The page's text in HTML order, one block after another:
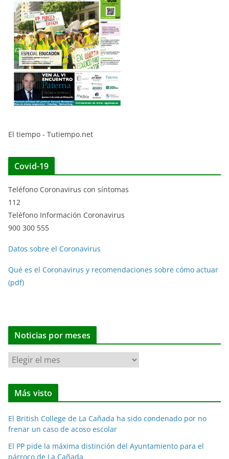
El tiempo - Tutiempo.net
Covid-19
Teléfono Coronavirus con síntomas
112
Teléfono Información Coronavirus
900 300 555
Datos sobre el Coronavirus
Qué es el Coronavirus y recomendaciones sobre cómo actuar
(pdf)
Noticias por meses
N
o
t
i
a
s
Más visto
El British College de La Cañada ha sido condenado por no
frenar un caso de acoso escolar
El PP pide la máxima distinción del Ayuntamiento para el
párroco de La Cañada